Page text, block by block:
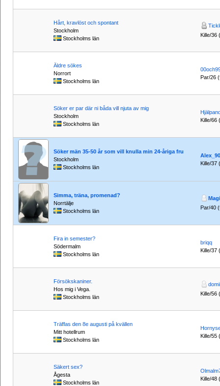
Hårt, kravlöst och spontant
Stockholm
Stockholms län
Kille/36
Äldre sökes
Norrort
Stockholms län
Par/26
Söker er par där ni båda vill njuta av mig
Stockholm
Stockholms län
Kille/66
Söker män 35-50 år som vill knulla min 24-åriga fru
Stockholm
Stockholms län
Kille/37
Simma, träna, promenad?
Norrtälje
Stockholms län
Par/40
Fira in semester?
Södermalm
Stockholms län
briqq
Kille/37
Försökskaniner.
Hos mig i Vega.
Stockholms län
Kille/56
Träffas den 8e augusti på kvällen
Mitt hotellrum
Stockholms län
Kille/55
Säkert sex?
Ågesta
Stockholms län
Kille/48